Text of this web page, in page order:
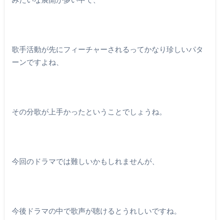
歌手活動が先にフィーチャーされるってかなり珍しいパタ
ーンですよね、
その分歌が上手かったということでしょうね。
今回のドラマでは難しいかもしれませんが、
今後ドラマの中で歌声が聴けるとうれしいですね。